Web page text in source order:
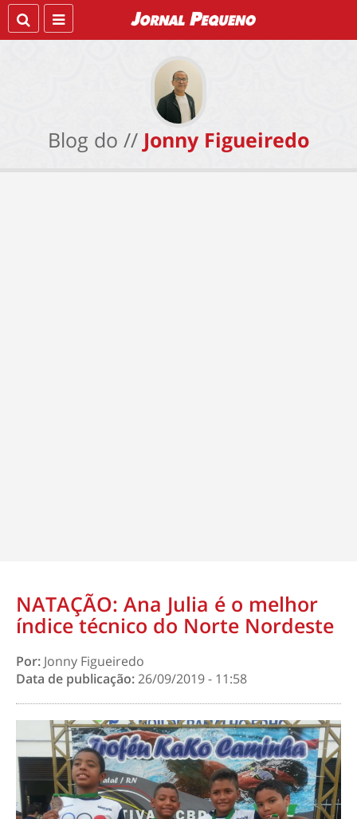
Blog do // Jonny Figueiredo
NATAÇÃO: Ana Julia é o melhor
índice técnico do Norte Nordeste
Por: Jonny Figueiredo
Data de publicação:26/09/2019 - 11:58